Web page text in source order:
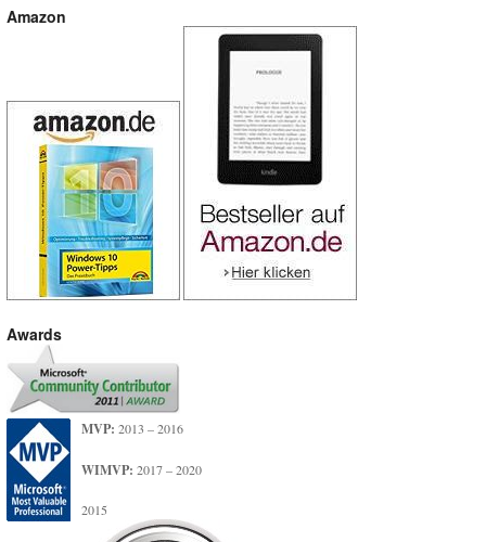
Amazon
Awards
MVP: 2013 – 2016
WIMVP: 2017 – 2020
2015